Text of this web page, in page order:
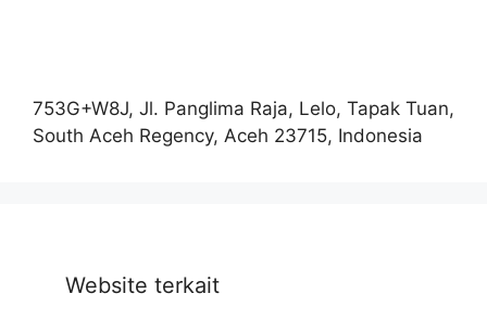
753G+W8J, Jl. Panglima Raja, Lelo, Tapak Tuan,
South Aceh Regency, Aceh 23715, Indonesia
Website terkait